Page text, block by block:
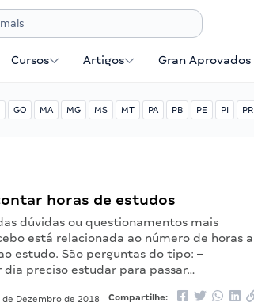
Cursos Artigos Gran Aprovados
GO MA MG MS MT PA PB PE PI PR
horas de estudos
dúvidas ou questionamentos mais
está relacionada ao número de horas a
estudo. São perguntas do tipo: –
dia preciso estudar para passar…
de Dezembro de 2018 Compartilhe: